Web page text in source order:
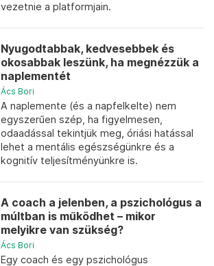
vezetnie a platformjain.
Nyugodtabbak, kedvesebbek és
okosabbak leszünk, ha megnézzük a
naplementét
Ács Bori
A naplemente (és a napfelkelte) nem
egyszerűen szép, ha figyelmesen,
odaadással tekintjük meg, óriási hatással
lehet a mentális egészségünkre és a
kognitív teljesítményünkre is.
A coach a jelenben, a pszichológus a
múltban is működhet – mikor
melyikre van szükség?
Ács Bori
Egy coach és egy pszichológus